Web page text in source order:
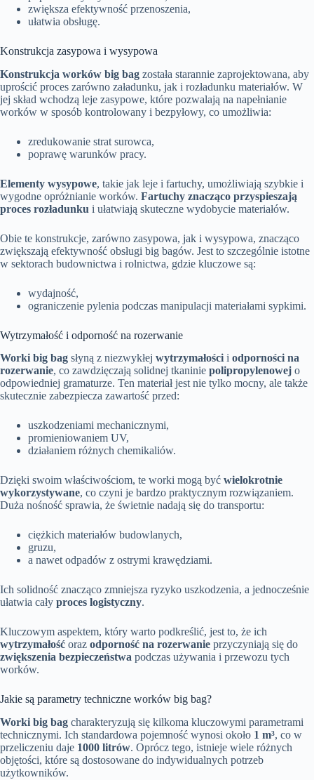
zwiększa efektywność przenoszenia,
ułatwia obsługę.
Konstrukcja zasypowa i wysypowa
Konstrukcja worków big bag została starannie zaprojektowana, aby
uprościć proces zarówno załadunku, jak i rozładunku materiałów. W
jej skład wchodzą leje zasypowe, które pozwalają na napełnianie
worków w sposób kontrolowany i bezpyłowy, co umożliwia:
zredukowanie strat surowca,
poprawę warunków pracy.
Elementy wysypowe, takie jak leje i fartuchy, umożliwiają szybkie i
wygodne opróżnianie worków. Fartuchy znacząco przyspieszają
proces rozładunku i ułatwiają skuteczne wydobycie materiałów.
Obie te konstrukcje, zarówno zasypowa, jak i wysypowa, znacząco
zwiększają efektywność obsługi big bagów. Jest to szczególnie istotne
w sektorach budownictwa i rolnictwa, gdzie kluczowe są:
wydajność,
ograniczenie pylenia podczas manipulacji materiałami sypkimi.
Wytrzymałość i odporność na rozerwanie
Worki big bag słyną z niezwykłej wytrzymałości i odporności na
rozerwanie, co zawdzięczają solidnej tkaninie polipropylenowej o
odpowiedniej gramaturze. Ten materiał jest nie tylko mocny, ale także
skutecznie zabezpiecza zawartość przed:
uszkodzeniami mechanicznymi,
promieniowaniem UV,
działaniem różnych chemikaliów.
Dzięki swoim właściwościom, te worki mogą być wielokrotnie
wykorzystywane, co czyni je bardzo praktycznym rozwiązaniem.
Duża nośność sprawia, że świetnie nadają się do transportu:
ciężkich materiałów budowlanych,
gruzu,
a nawet odpadów z ostrymi krawędziami.
Ich solidność znacząco zmniejsza ryzyko uszkodzenia, a jednocześnie
ułatwia cały proces logistyczny.
Kluczowym aspektem, który warto podkreślić, jest to, że ich
wytrzymałość oraz odporność na rozerwanie przyczyniają się do
zwiększenia bezpieczeństwa podczas używania i przewozu tych
worków.
Jakie są parametry techniczne worków big bag?
Worki big bag charakteryzują się kilkoma kluczowymi parametrami
technicznymi. Ich standardowa pojemność wynosi około 1 m³, co w
przeliczeniu daje 1000 litrów. Oprócz tego, istnieje wiele różnych
objętości, które są dostosowane do indywidualnych potrzeb
użytkowników.